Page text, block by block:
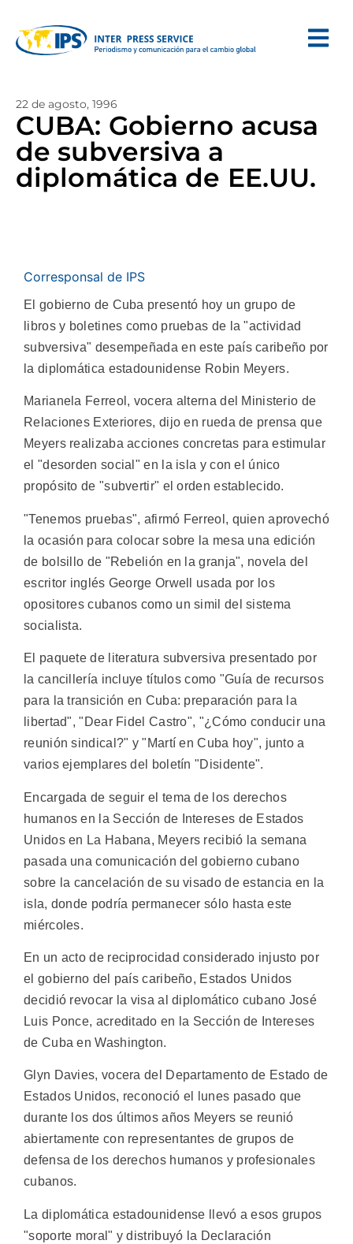
22 de agosto, 1996
CUBA: Gobierno acusa
de subversiva a
diplomática de EE.UU.
Corresponsal de IPS
El gobierno de Cuba presentó hoy un grupo de
libros y boletines como pruebas de la "actividad
subversiva" desempeñada en este país caribeño por
la diplomática estadounidense Robin Meyers.
Marianela Ferreol, vocera alterna del Ministerio de
Relaciones Exteriores, dijo en rueda de prensa que
Meyers realizaba acciones concretas para estimular
el "desorden social" en la isla y con el único
propósito de "subvertir" el orden establecido.
"Tenemos pruebas", afirmó Ferreol, quien aprovechó
la ocasión para colocar sobre la mesa una edición
de bolsillo de "Rebelión en la granja", novela del
escritor inglés George Orwell usada por los
opositores cubanos como un simil del sistema
socialista.
El paquete de literatura subversiva presentado por
la cancillería incluye títulos como "Guía de recursos
para la transición en Cuba: preparación para la
libertad", "Dear Fidel Castro", "¿Cómo conducir una
reunión sindical?" y "Martí en Cuba hoy", junto a
varios ejemplares del boletín "Disidente".
Encargada de seguir el tema de los derechos
humanos en la Sección de Intereses de Estados
Unidos en La Habana, Meyers recibió la semana
pasada una comunicación del gobierno cubano
sobre la cancelación de su visado de estancia en la
isla, donde podría permanecer sólo hasta este
miércoles.
En un acto de reciprocidad considerado injusto por
el gobierno del país caribeño, Estados Unidos
decidió revocar la visa al diplomático cubano José
Luis Ponce, acreditado en la Sección de Intereses
de Cuba en Washington.
Glyn Davies, vocera del Departamento de Estado de
Estados Unidos, reconoció el lunes pasado que
durante los dos últimos años Meyers se reunió
abiertamente con representantes de grupos de
defensa de los derechos humanos y profesionales
cubanos.
La diplomática estadounidense llevó a esos grupos
"soporte moral" y distribuyó la Declaración